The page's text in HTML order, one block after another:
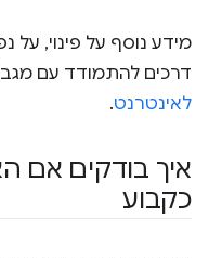
מידע נוסף על פינוי,
דרכים להתמודד עם
לאינטרנט.
איך בודקים אם
כקבוע